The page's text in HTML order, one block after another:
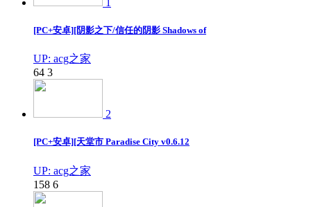
1
[PC+安卓][阴影之下/信任的阴影 Shadows of
UP: acg之家
64 3
2
[PC+安卓][天堂市 Paradise City v0.6.12
UP: acg之家
158 6